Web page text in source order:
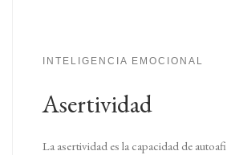
INTELIGENCIA EMOCIONAL
Asertividad
La asertividad es la capacidad de